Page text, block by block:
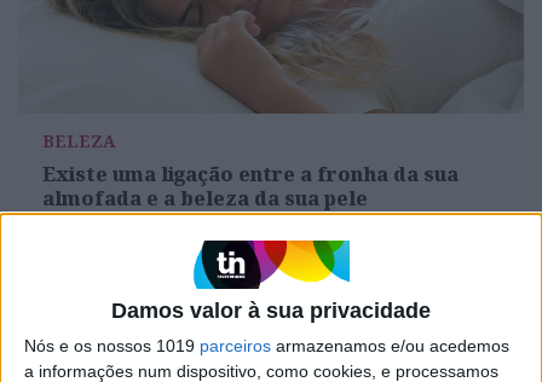
Damos valor à sua privacidade
Nós e os nossos 1019 parceiros armazenamos e/ou acedemos
a informações num dispositivo, como cookies, e processamos
BELEZA
Existe uma ligação entre a fronha da sua
almofada e a beleza da sua pele